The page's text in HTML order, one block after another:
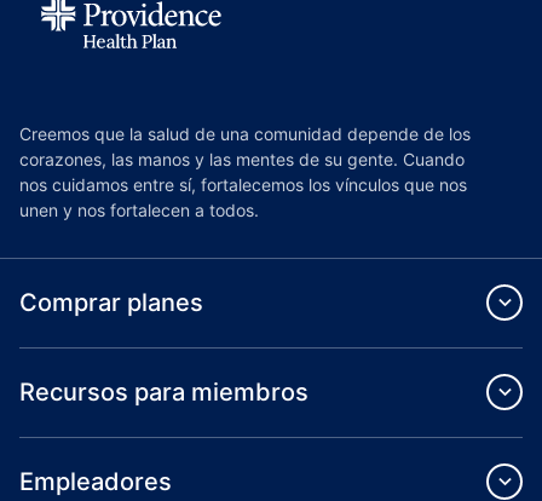
Creemos que la salud de una comunidad depende de los
corazones, las manos y las mentes de su gente. Cuando
nos cuidamos entre sí, fortalecemos los vínculos que nos
unen y nos fortalecen a todos.
Comprar planes
Recursos para miembros
Empleadores